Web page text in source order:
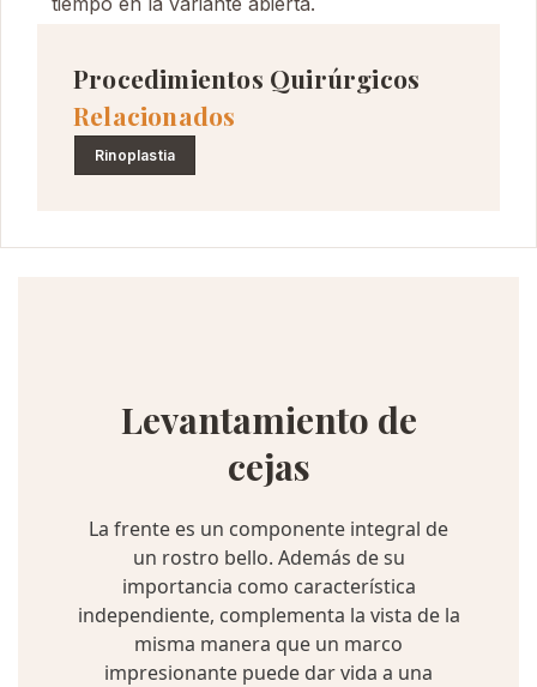
Procedimientos Quirúrgicos
Relacionados
Rinoplastia
Levantamiento de
cejas
La frente es un componente integral de
un rostro bello. Además de su
importancia como característica
independiente, complementa la vista de la
misma manera que un marco
impresionante puede dar vida a una